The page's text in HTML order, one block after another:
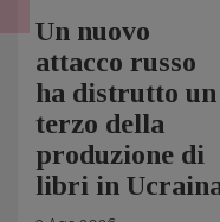
Un nuovo
attacco russo
ha distrutto un
terzo della
produzione di
libri in